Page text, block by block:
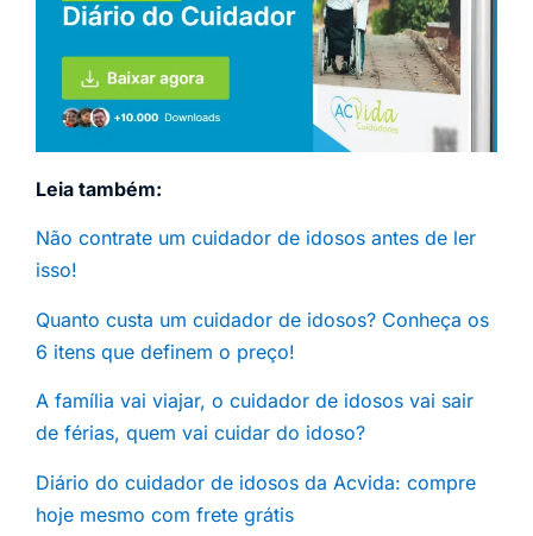
Leia também:
Não contrate um cuidador de idosos antes de ler
isso!
Quanto custa um cuidador de idosos? Conheça os
6 itens que definem o preço!
A família vai viajar, o cuidador de idosos vai sair
de férias, quem vai cuidar do idoso?
Diário do cuidador de idosos da Acvida: compre
hoje mesmo com frete grátis